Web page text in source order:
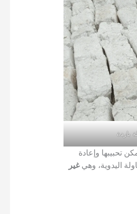
باردة
تحبيبها وإعادة
اليدوية، وهيغير